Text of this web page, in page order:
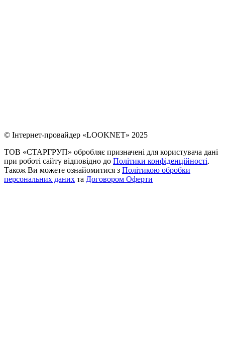
© Інтернет-провайдер «LOOKNET» 2025
ТОВ «СТАРГРУП» обробляє призначені для користувача дані
при роботі сайту відповідно до Політики конфіденційності.
Також Ви можете ознайомитися з Політикою обробки
персональних даних та Договором Оферти